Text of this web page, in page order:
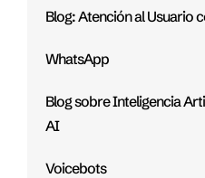
Blog: Atención al Usuario
WhatsApp
Blog sobre Inteligencia
AI
Voicebots